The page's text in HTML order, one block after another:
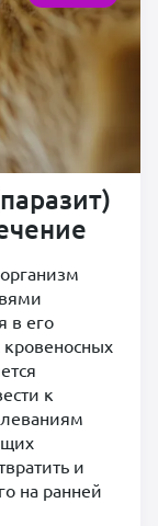
в его
кровеносных
к
и
на ранней